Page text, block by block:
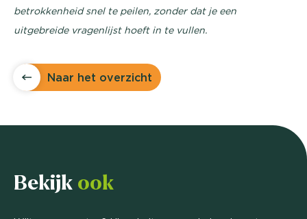
betrokkenheid snel te peilen, zonder dat je een
uitgebreide vragenlijst hoeft in te vullen.
Naar het overzicht
Bekijk ook